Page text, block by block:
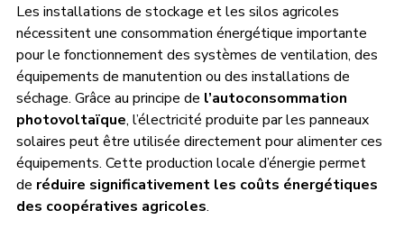
Les installations de stockage et les silos agricoles
nécessitent une consommation énergétique importante
pour le fonctionnement des systèmes de ventilation, des
équipements de manutention ou des installations de
séchage. Grâce au principe de l’autoconsommation
photovoltaïque, l’électricité produite par les panneaux
solaires peut être utilisée directement pour alimenter ces
équipements. Cette production locale d’énergie permet
de réduire significativement les coûts énergétiques
des coopératives agricoles.